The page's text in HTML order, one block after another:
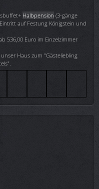
Halbpension (3-gänge
auf Festung Königstein und
536,00 Euro im Einzelzimmer
Haus zum "Gästeliebling